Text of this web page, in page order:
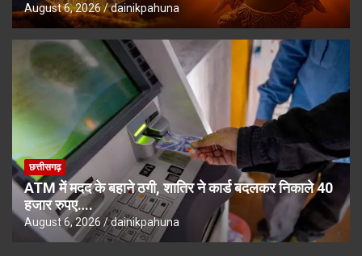
August 6, 2026 dainikpahuna
छत्तीसगढ़
ATM में मदद के बहाने ठगी, शातिर ने कार्ड बदलकर निकाले 40
हजार रुपए….
August 6, 2026 dainikpahuna